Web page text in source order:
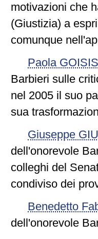
motivazioni che
(Giustizia) a
comunque
Paola GOISIS
Barbieri sulle
nel 2005 il suo
sua
Giuseppe
dell'onorevole
colleghi del
condiviso dei
Benedetto
dell'onorevole